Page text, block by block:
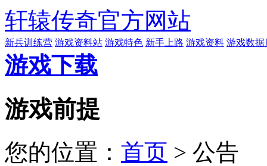
轩辕传奇官方网站
新兵训练营 游戏资料站 游戏特色 新手上路 游戏资料 游戏数据
游戏下载
游戏前提
您的位置： 首页 > 公告